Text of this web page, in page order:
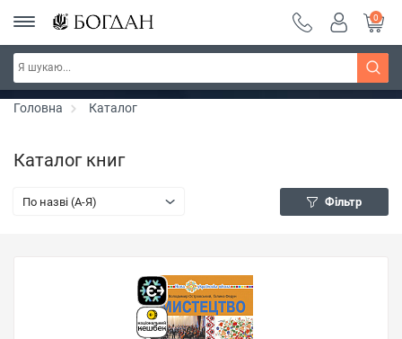
РОЗПРОДАЖ ~ 150 грн ~ 200 грн ~ 250 грн ~
300 грн ~ РОЗПРОДАЖ
Дізнатись більше
0
Головна Каталог
Каталог книг
По назві (A-Я) Фільтр